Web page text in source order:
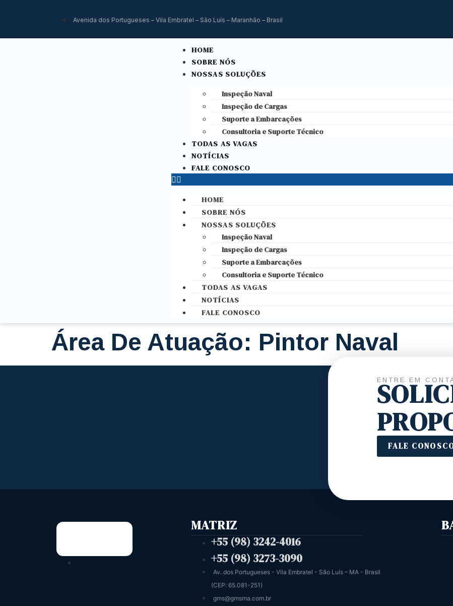
Avenida dos Portugueses – Vila Embratel – São Luís – Maranhão – Brasil
HOME
SOBRE NÓS
NOSSAS SOLUÇÕES
Inspeção Naval
Inspeção de Cargas
Suporte a Embarcações
Consultoria e Suporte Técnico
TODAS AS VAGAS
NOTÍCIAS
FALE CONOSCO
HOME
SOBRE NÓS
NOSSAS SOLUÇÕES
Inspeção Naval
Inspeção de Cargas
Suporte a Embarcações
Consultoria e Suporte Técnico
TODAS AS VAGAS
NOTÍCIAS
FALE CONOSCO
Área De Atuação: Pintor Naval
ENTRE EM
FALE
MATRIZ
+55 (98) 3242-4016
+55 (98) 3273-3090
Av. dos Portugueses - Vila Embratel - São Luís – MA - Brasil
(CEP: 65.081-251)
gms@gmsma.com.br